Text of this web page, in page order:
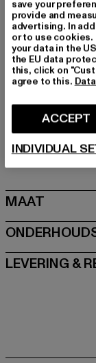
Kategori:
Kleur: schwarz
Kleur fabrikant:
Materiaal
Voering: ander
Art.Nr:
Fabrikant:
boots.com
Schanzenstraße
MAAT
LEVERING &
save your
provide and
advertising. In
or to use
your data in the
the EU data
this, click on
agree to this.
ACCEPT
INDIVIDUAL